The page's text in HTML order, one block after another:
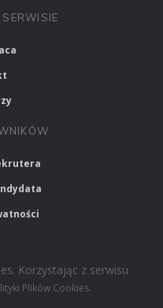
Korzystając z serwisu
Plików Cookies.